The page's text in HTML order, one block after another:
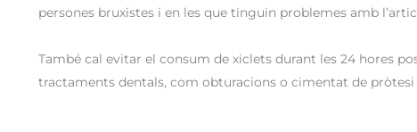
persones bruxistesi en les que tinguin problemes amb
També cal evitar el consum de xiclets durant les 24 hores
tractaments dentals, com obturacions o cimentat de pròtesi